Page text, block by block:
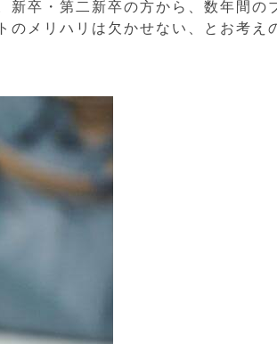
新卒・第二新卒の方から、数年間の
メリハリは欠かせない、とお考え